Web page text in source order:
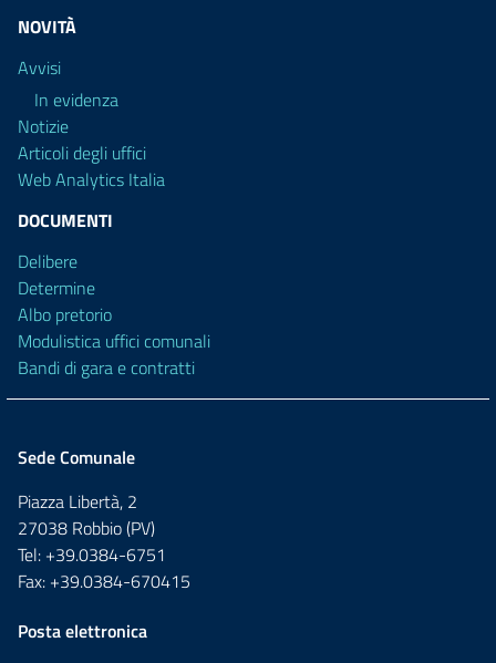
NOVITÀ
Avvisi
In evidenza
Notizie
Articoli degli uffici
Web Analytics Italia
DOCUMENTI
Delibere
Determine
Albo pretorio
Modulistica uffici comunali
Bandi di gara e contratti
Sede Comunale
Piazza Libertà, 2
27038 Robbio (PV)
Tel: +39.0384-6751
Fax: +39.0384-670415
Posta elettronica